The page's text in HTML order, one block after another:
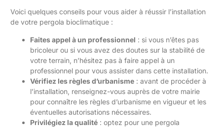
Voici quelques conseils pour vous aider à réussir l’installation
de votre pergola bioclimatique :
Faites appel à un professionnel : si vous n’êtes pas
bricoleur ou si vous avez des doutes sur la stabilité de
votre terrain, n’hésitez pas à faire appel à un
professionnel pour vous assister dans cette installation.
Vérifiez les règles d’urbanisme : avant de procéder à
l’installation, renseignez-vous auprès de votre mairie
pour connaître les règles d’urbanisme en vigueur et les
éventuelles autorisations nécessaires.
Privilégiez la qualité : optez pour une pergola